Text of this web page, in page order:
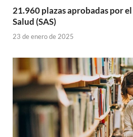
21.960 plazas aprobadas por
Salud (SAS)
23 de enero de 2025